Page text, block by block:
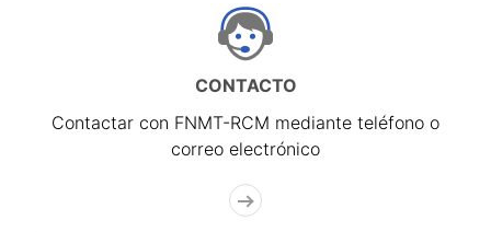
CONTACTO
Contactar con FNMT-RCM mediante teléfono o
correo electrónico